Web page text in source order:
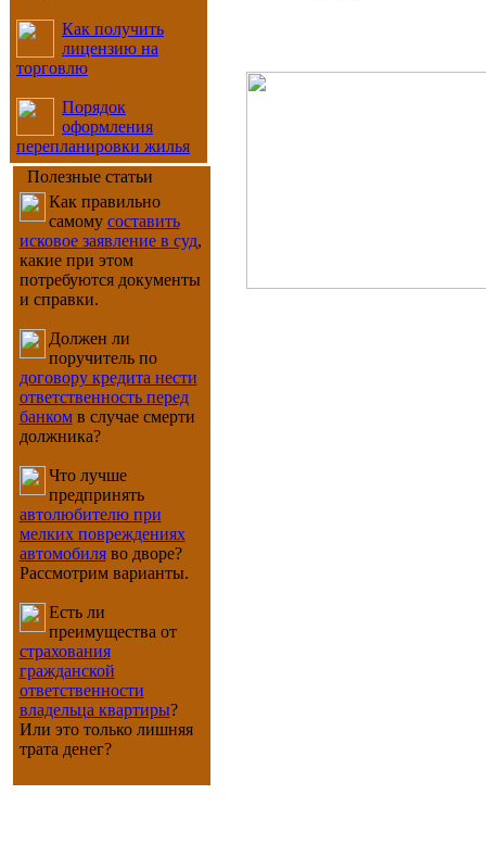
Как получить
лицензию на
торговлю
Порядок
оформления
перепланировки жилья
Полезные статьи
Как правильно
самому составить
исковое заявление в суд,
какие при этом
потребуются документы
и справки.
Должен ли
поручитель по
договору кредита нести
ответственность перед
банкомв случае смерти
должника?
Что лучше
предпринять
автолюбителю при
мелких повреждениях
автомобиляво дворе?
Рассмотрим варианты.
Есть ли
преимущества от
страхования
гражданской
ответственности
владельца квартиры?
Или это только лишняя
трата денег?